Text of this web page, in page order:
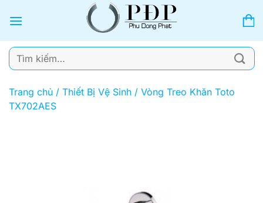
qua
dung
Tìm
kiếm:
Trang chủ / Thiết Bị Vệ Sinh / Vòng Treo Khăn Toto
TX702AES